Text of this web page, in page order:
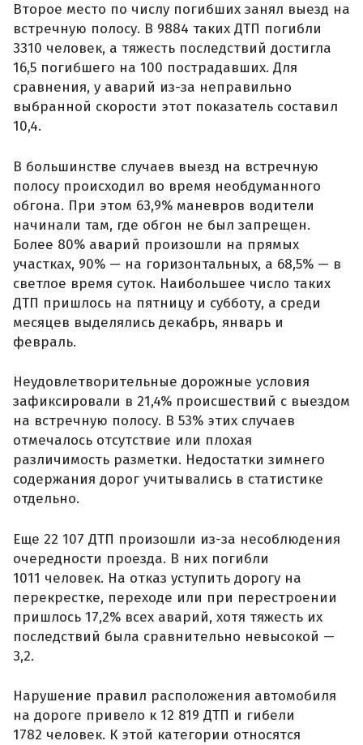
Второе место по числу погибших занял выезд на
встречную полосу. В 9884 таких ДТП погибли
3310 человек, а тяжесть последствий достигла
16,5 погибшего на 100 пострадавших. Для
сравнения, у аварий из-за неправильно
выбранной скорости этот показатель составил
10,4.
В большинстве случаев выезд на встречную
полосу происходил во время необдуманного
обгона. При этом 63,9% маневров водители
начинали там, где обгон не был запрещен.
Более 80% аварий произошли на прямых
участках, 90% — на горизонтальных, а 68,5% — в
светлое время суток. Наибольшее число таких
ДТП пришлось на пятницу и субботу, а среди
месяцев выделялись декабрь, январь и
февраль.
Неудовлетворительные дорожные условия
зафиксировали в 21,4% происшествий с выездом
на встречную полосу. В 53% этих случаев
отмечалось отсутствие или плохая
различимость разметки. Недостатки зимнего
содержания дорог учитывались в статистике
отдельно.
Еще 22 107 ДТП произошли из-за несоблюдения
очередности проезда. В них погибли
1011 человек. На отказ уступить дорогу на
перекрестке, переходе или при перестроении
пришлось 17,2% всех аварий, хотя тяжесть их
последствий была сравнительно невысокой —
3,2.
Нарушение правил расположения автомобиля
на дороге привело к 12 819 ДТП и гибели
1782 человек. К этой категории относятся